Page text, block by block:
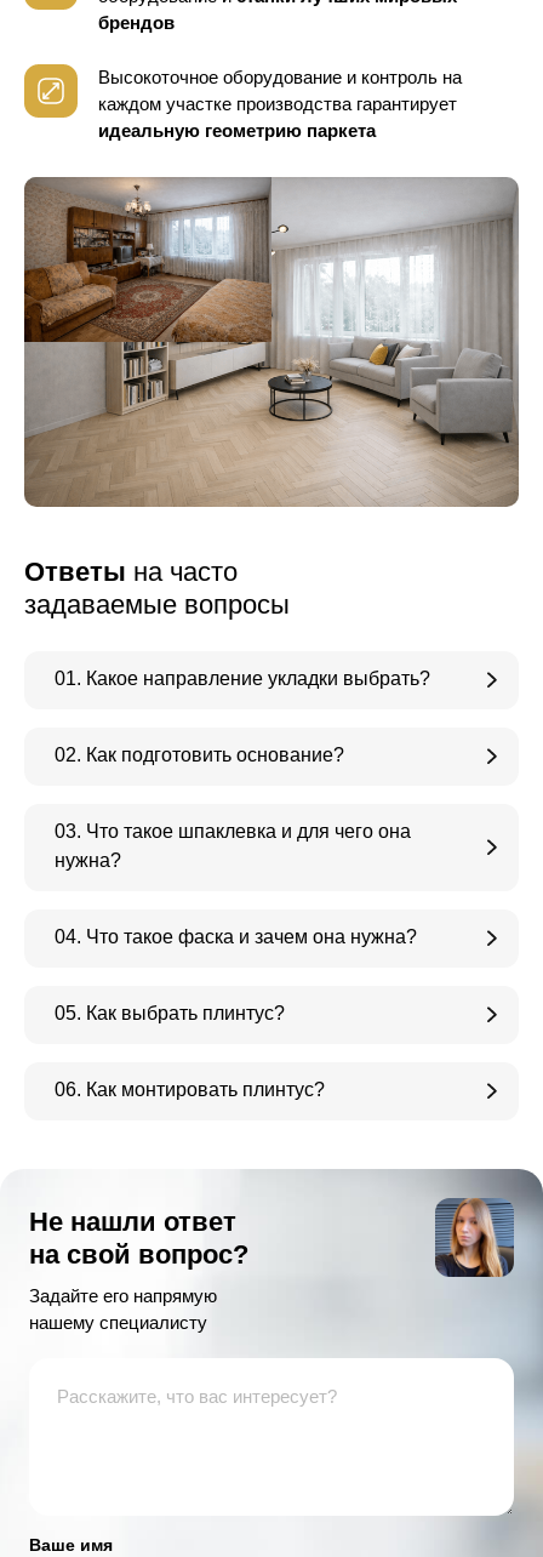
брендов
Высокоточное оборудование и контроль на
каждом участке производства гарантирует
идеальную геометрию паркета
Ответы на часто
задаваемые вопросы
01. Какое направление укладки выбрать?
02. Как подготовить основание?
03. Что такое шпаклевка и для чего она
нужна?
04. Что такое фаска и зачем она нужна?
05. Как выбрать плинтус?
06. Как монтировать плинтус?
Не нашли ответ
на свой вопрос?
Задайте его напрямую
нашему специалисту
Ваше имя